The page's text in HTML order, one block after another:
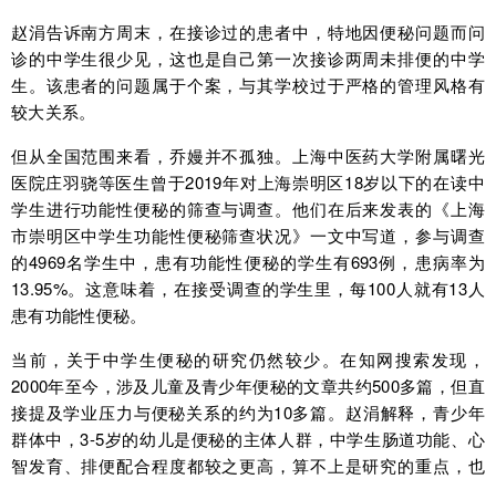
赵涓告诉南方周末，在接诊过的患者中，特地因便秘问题而问
诊的中学生很少见，这也是自己第一次接诊两周未排便的中学
生。该患者的问题属于个案，与其学校过于严格的管理风格有
较大关系。
但从全国范围来看，乔嫚并不孤独。上海中医药大学附属曙光
医院庄羽骁等医生曾于2019年对上海崇明区18岁以下的在读中
学生进行功能性便秘的筛查与调查。他们在后来发表的《上海
市崇明区中学生功能性便秘筛查状况》一文中写道，参与调查
的4969名学生中，患有功能性便秘的学生有693例，患病率为
13.95%。这意味着，在接受调查的学生里，每100人就有13人
患有功能性便秘。
当前，关于中学生便秘的研究仍然较少。在知网搜索发现，
2000年至今，涉及儿童及青少年便秘的文章共约500多篇，但直
接提及学业压力与便秘关系的约为10多篇。赵涓解释，青少年
群体中，3-5岁的幼儿是便秘的主体人群，中学生肠道功能、心
智发育、排便配合程度都较之更高，算不上是研究的重点，也